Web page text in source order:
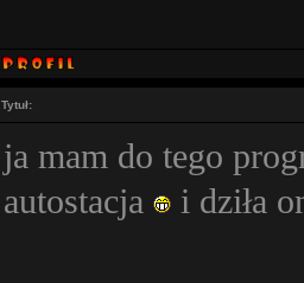
Tytuł:
ja mam do tego
autostacja
i dziła